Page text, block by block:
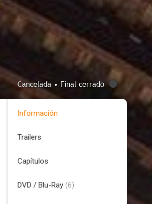
Cancelada • Final cerrado
Información
Trailers
Capítulos
DVD / Blu-Ray (6)